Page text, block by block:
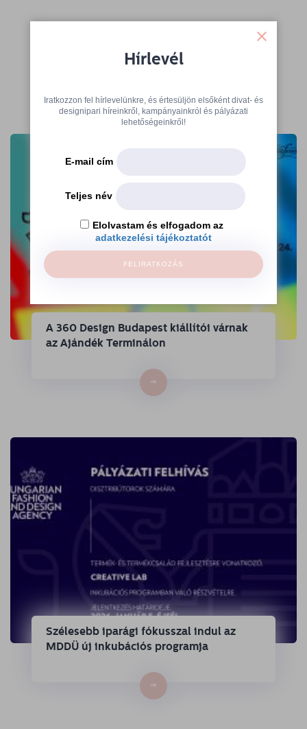
További cikkek
A 360 Design Budapest kiállítói várnak
az Ajándék Terminálon
→
Szélesebb iparági fókusszal indul az
MDDÜ új inkubációs programja
→
Hírlevél
Iratkozzon fel hírlevelünkre, és értesüljön elsőként divat- és
designipari híreinkről, kampányainkról és pályázati
lehetőségeinkről!
E-mail cím
Teljes név
Elolvastam és elfogadom az
adatkezelési tájékoztatót
FELIRATKOZÁS